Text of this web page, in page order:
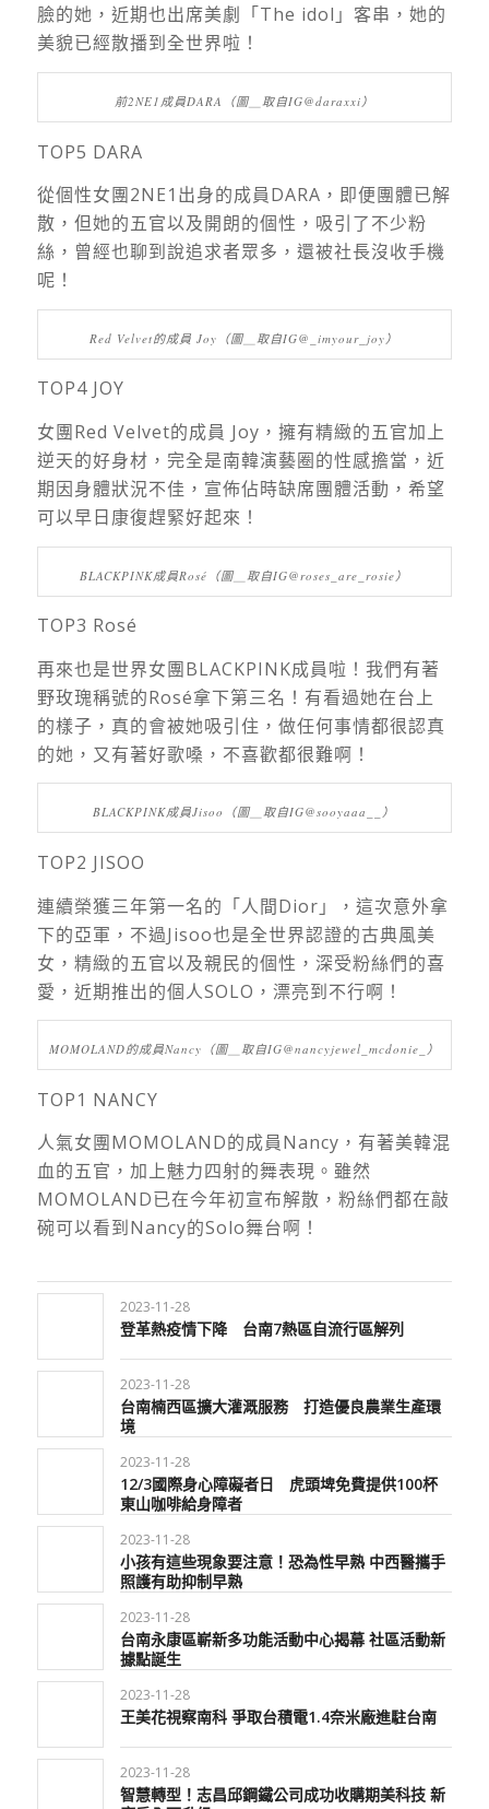
臉的她，近期也出席美劇「The idol」客串，她的
美貌已經散播到全世界啦！
前2NE1成員DARA（圖＿取自IG@daraxxi）
TOP5 DARA
從個性女團2NE1出身的成員DARA，即便團體已解
散，但她的五官以及開朗的個性，吸引了不少粉
絲，曾經也聊到說追求者眾多，還被社長沒收手機
呢！
Red Velvet的成員 Joy（圖＿取自IG@_imyour_joy）
TOP4 JOY
女團Red Velvet的成員 Joy，擁有精緻的五官加上
逆天的好身材，完全是南韓演藝圈的性感擔當，近
期因身體狀況不佳，宣佈佔時缺席團體活動，希望
可以早日康復趕緊好起來！
BLACKPINK成員Rosé（圖＿取自IG@roses_are_rosie）
TOP3 Rosé
再來也是世界女團BLACKPINK成員啦！我們有著
野玫瑰稱號的Rosé拿下第三名！有看過她在台上
的樣子，真的會被她吸引住，做任何事情都很認真
的她，又有著好歌嗓，不喜歡都很難啊！
BLACKPINK成員Jisoo（圖＿取自IG@sooyaaa__）
TOP2 JISOO
連續榮獲三年第一名的「人間Dior」，這次意外拿
下的亞軍，不過Jisoo也是全世界認證的古典風美
女，精緻的五官以及親民的個性，深受粉絲們的喜
愛，近期推出的個人SOLO，漂亮到不行啊！
MOMOLAND的成員Nancy（圖＿取自IG@nancyjewel_mcdonie_）
TOP1 NANCY
人氣女團MOMOLAND的成員Nancy，有著美韓混
血的五官，加上魅力四射的舞表現。雖然
MOMOLAND已在今年初宣布解散，粉絲們都在敲
碗可以看到Nancy的Solo舞台啊！
2023-11-28
登革熱疫情下降 台南7熱區自流行區解列
2023-11-28
台南楠西區擴大灌溉服務 打造優良農業生產環
境
2023-11-28
12/3國際身心障礙者日 虎頭埤免費提供100杯
東山咖啡給身障者
2023-11-28
小孩有這些現象要注意！恐為性早熟 中西醫攜手
照護有助抑制早熟
2023-11-28
台南永康區嶄新多功能活動中心揭幕 社區活動新
據點誕生
2023-11-28
王美花視察南科 爭取台積電1.4奈米廠進駐台南
2023-11-28
智慧轉型！志昌邱鋼鐵公司成功收購期美科技 新